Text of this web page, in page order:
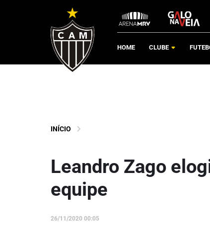
HOME CLUBE
INÍCIO
Leandro Zago
equipe
26/11/2020 00:05